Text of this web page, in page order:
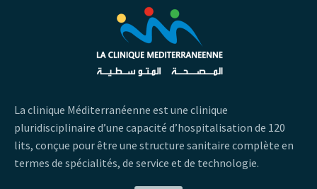
La clinique Méditerranéenne est une clinique
pluridisciplinaire d’une capacité d’hospitalisation de 120
lits, conçue pour être une structure sanitaire complète en
termes de spécialités, de service et de technologie.